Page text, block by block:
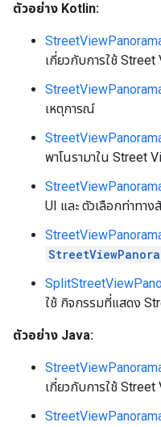
ตัวอย่าง Kotlin:
เกี่ยวกับการใช้ Street
เหตุการณ์
พาโนรามาใน Street
UI และ ตัวเลือกท่าทา
ใช้ กิจกรรมที่แสดง
ตัวอย่าง Java:
เกี่ยวกับการใช้ Street